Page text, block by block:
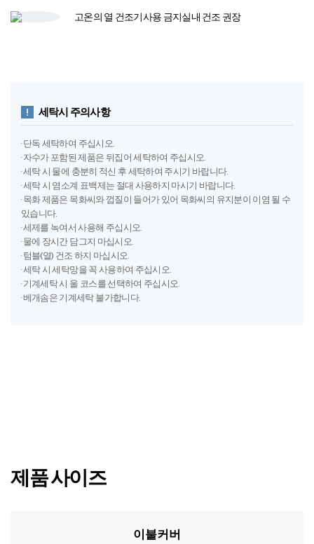
고온의 열 건조기​사용 금지​실내 건조 권장
세탁시 주의사항
· 단독 세탁하여 주십시오.
· 자수가 포함된 제품은 뒤집어 세탁하여 주십시오.
· 세탁 시 물에 충분히 적신 후 세탁하여 주시기 바랍니다.
· 세탁 시 염소계 표백제는 절대 사용하지 마시기 바랍니다.
· 목화 제품은 목화씨와 껍질이 들어가 있어 목화씨의 유지분이 이염 될 수
있습니다.
· 세제를 녹여서 사용해 주십시오.
· 물에 장시간 담그지 마십시오.
· 텀블(열) 건조 하지 마십시오.
· 세탁 시 세탁망을 꼭 사용하여 주십시오.
· 기계세탁 시 울 코스를 선택하여 주십시오.
· 베개솜은 기계세탁 불가합니다.
제품 사이즈
이불커버